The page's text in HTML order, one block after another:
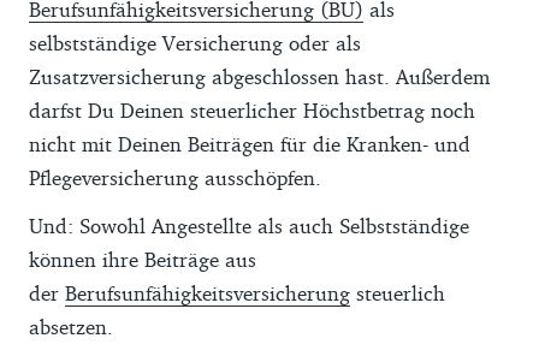
Berufsunfähigkeitsversicherung (BU) als
selbstständige Versicherung oder als
Zusatzversicherung abgeschlossen hast. Außerdem
darfst Du Deinen steuerlicher Höchstbetrag noch
nicht mit Deinen Beiträgen für die Kranken- und
Pflegeversicherung ausschöpfen.
Und: Sowohl Angestellte als auch Selbstständige
können ihre Beiträge aus
der Berufsunfähigkeitsversicherung steuerlich
absetzen.